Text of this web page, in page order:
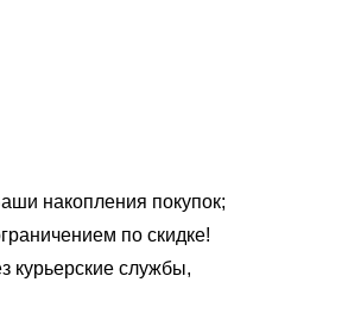
накопления покупок;
по скидке!
курьерские службы,